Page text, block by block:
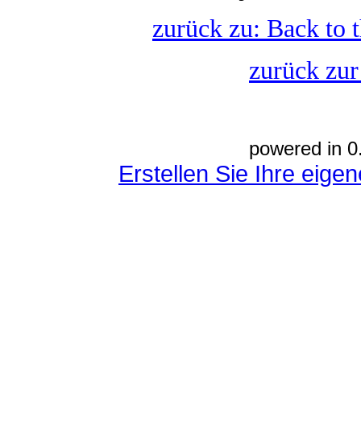
zurück zu: Back to
zurück
powered in
Erstellen Sie Ihre